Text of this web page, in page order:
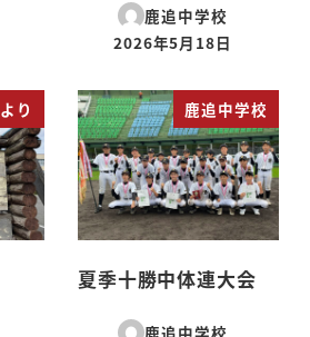
鹿追中学校
投稿日
2026年5月18日
り 鹿追中学校
夏季十勝中体連大会
鹿追中学校